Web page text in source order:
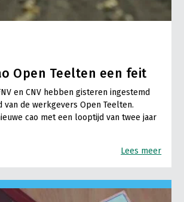
Open Teelten een feit
en CNV hebben gisteren ingestemd
van de werkgevers Open Teelten.
cao met een looptijd van twee jaar
Lees meer